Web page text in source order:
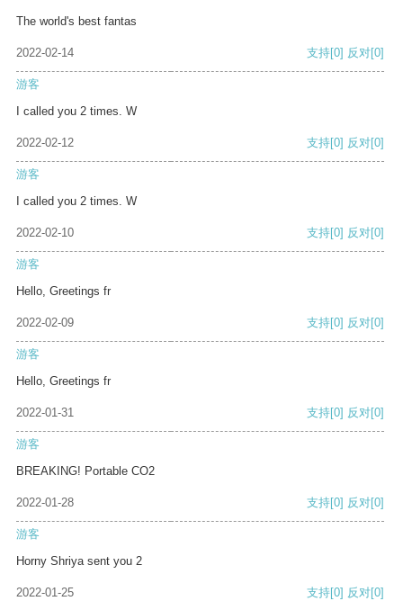
The world's best fantas
2022-02-14 支持[0] 反对[0]
游客
I called you 2 times. W
2022-02-12 支持[0] 反对[0]
游客
I called you 2 times. W
2022-02-10 支持[0] 反对[0]
游客
Hello, Greetings fr
2022-02-09 支持[0] 反对[0]
游客
Hello, Greetings fr
2022-01-31 支持[0] 反对[0]
游客
BREAKING! Portable CO2
2022-01-28 支持[0] 反对[0]
游客
Horny Shriya sent you 2
2022-01-25 支持[0] 反对[0]